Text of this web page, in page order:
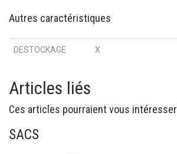
Autres caractéristiques
DESTOCKAGE X
Articles liés
Ces articles pourraient vous intéresser
SACS